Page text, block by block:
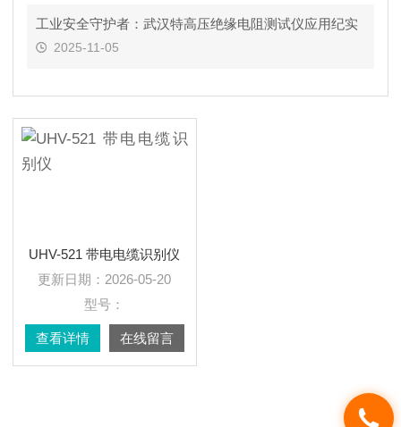
工业安全守护者：武汉特高压绝缘电阻测试仪应用纪实
2025-11-05
UHV-521 带电电缆识别仪
更新日期： 2026-05-20
型号：
查看详情 在线留言